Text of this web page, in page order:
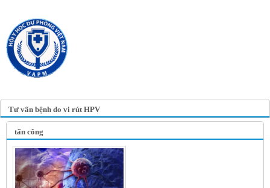
Tư vấn bệnh do vi rút HPV
tấn công